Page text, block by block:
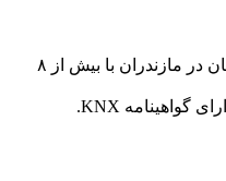
پیشرو در هوشمندسازی انواع ساختمان در مازندران با بیش از ۸